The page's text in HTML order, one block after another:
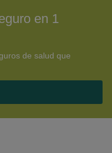
en 1
de salud que